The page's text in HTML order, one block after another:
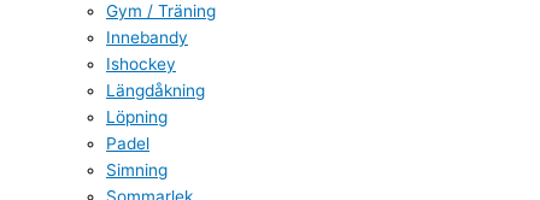
Gym / Träning
Innebandy
Ishockey
Längdåkning
Löpning
Padel
Simning